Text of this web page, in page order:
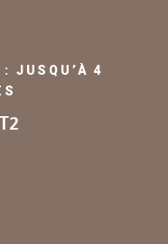
JUSQU’À 4